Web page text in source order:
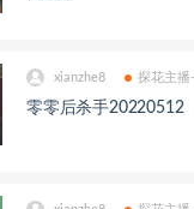
xianzhe8 探花主播
零零后杀手20220512